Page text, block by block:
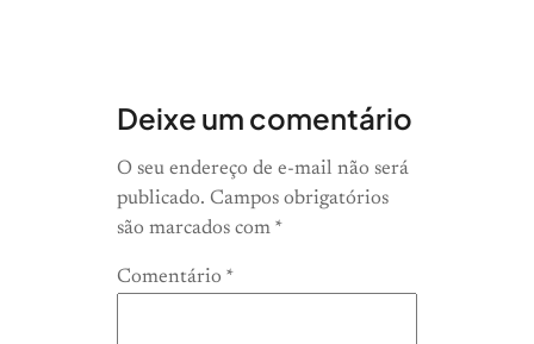
Deixe um comentário
O seu endereço de e-mail não será
publicado. Campos obrigatórios
são marcados com *
Comentário *